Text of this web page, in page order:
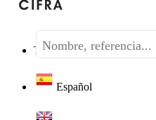
Teléfono:(+34) 968 320 046
Español